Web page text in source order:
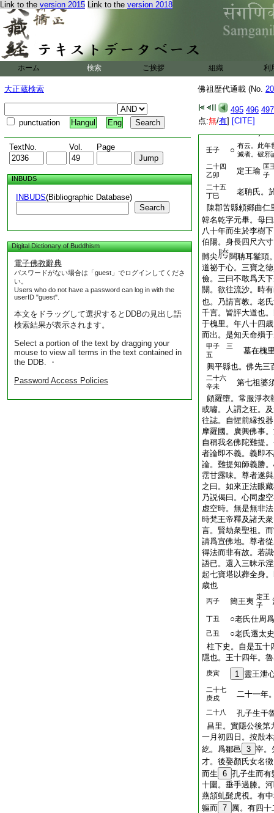
Link to the version 2015 Link to the version 2018
ホーム 検索 ご挨拶 組織 利
大正蔵検索
punctuation Hangul Eng
TextNo. Vol. Page
INBUDS
INBUDS(Bibliographic Database)
Search
Digital Dictionary of Buddhism
電子佛教辭典
パスワードがない場合は「guest」でログインしてくださ
い。
Users who do not have a password can log in with the
userID "guest".
本文をドラッグして選択するとDDBの見出し語
検索結果が表示されます。
Select a portion of the text by dragging your
mouse to view all terms in the text contained in
the DDB. ・
Password Access Policies
佛祖歴代通載 (No.
495 496 497
点:無/有] [CITE]
寶座。彼佛記我云
傳至教。今符師説
復圓戒相。乃告之
汝。勿令斷絶。乃
却復本座。化火自
申歳也
癸卯 頃王壬臣 子
子
壬子 ○ 有云。此年
滅者。破邪
二十四
乙卯
定王瑜 匡
子
二十五
丁巳
老聃氏。
陳郡苦縣頼郷曲仁
韓名乾字元畢。母
八十年而生於李樹
伯陽。身長四尺六
髆尖
闊聃耳髼頭
道祕于心。三寶之
儉。三曰不敢爲天
關。欲往流沙。時
也。乃請言教。老
千言。皆評大道也
于槐里。年八十四
而出。是知天命殞
甲子 三
五
墓在槐
興平縣也。佛先三
二十六
辛未
第七祖婆
頗羅墮。常服淨衣
或嘯。人謂之狂。
往誌。自惺前縁投
摩羅國。廣興佛事
自稱我名佛陀難提
者論即不義。義即
論。難提知師義勝
霑甘露味。尊者遂
之曰。如來正法眼
乃説偈曰。心同虚
虚空時。無是無非
時梵王帝釋及諸天
言。賢劫衆聖祖。
請爲宣佛地。尊者
得法而非有故。若
語已。還入三昧示
起七寶塔以葬全身
歳也
丙子 簡王夷 定王
子
丁丑 ○老氏仕周
己丑
○老氏遷太
柱下史。自是五十
隱也。王十四年。
庚寅 1 靈王泄
二十七
庚戌
二十一年
二十八
孔子生干
昌里。實隱公後第
一月初四日。按殷
紇。爲鄒邑 3 宰。
才。後娶顏氏女名
而生 6 孔子生而有
十圍。垂手過膝。
燕頷虬髭虎視。有
軀而 7 厲。有四